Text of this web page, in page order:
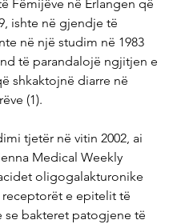
Fëmijëve në Erlangen që
ishte në gjendje të
në një studim në 1983
të parandalojë ngjitjen e
shkaktojnë diarre në
(1).
tjetër në vitin 2002, ai
Medical Weekly
oligogalakturonike
e epitelit të
se bakteret patogjene të